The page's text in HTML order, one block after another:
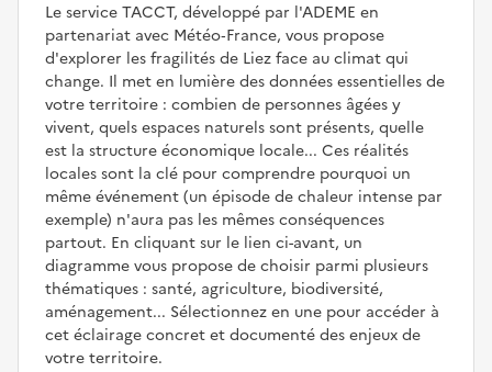
Le service TACCT, développé par l'ADEME en
partenariat avec Météo‑France, vous propose
d'explorer les fragilités de Liez face au climat qui
change. Il met en lumière des données essentielles de
votre territoire : combien de personnes âgées y
vivent, quels espaces naturels sont présents, quelle
est la structure économique locale... Ces réalités
locales sont la clé pour comprendre pourquoi un
même événement (un épisode de chaleur intense par
exemple) n'aura pas les mêmes conséquences
partout. En cliquant sur le lien ci-avant, un
diagramme vous propose de choisir parmi plusieurs
thématiques : santé, agriculture, biodiversité,
aménagement... Sélectionnez en une pour accéder à
cet éclairage concret et documenté des enjeux de
votre territoire.